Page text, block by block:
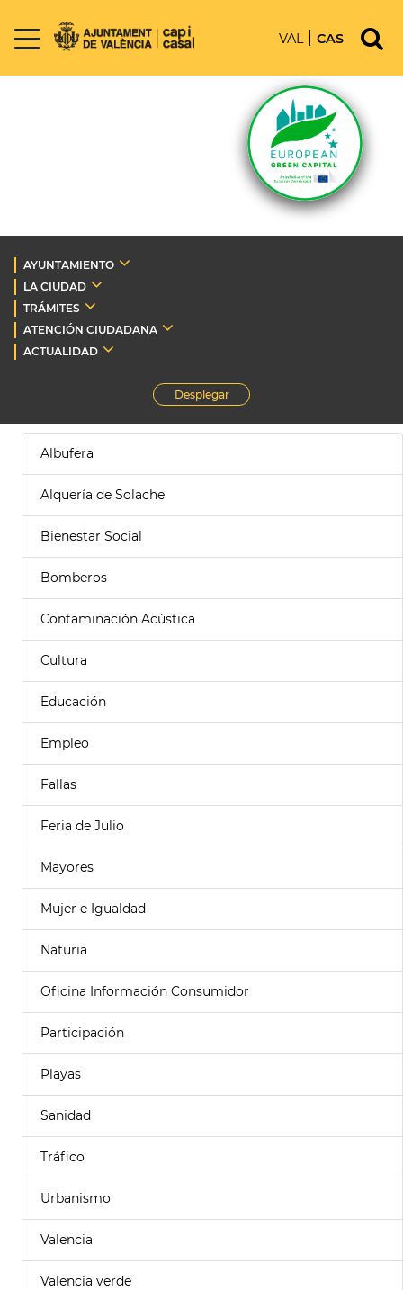
VAL CAS
AYUNTAMIENTO
LA CIUDAD
TRÁMITES
ATENCIÓN CIUDADANA
ACTUALIDAD
Desplegar
Albufera
Alquería de Solache
Bienestar Social
Bomberos
Contaminación Acústica
Cultura
Educación
Empleo
Fallas
Feria de Julio
Mayores
Mujer e Igualdad
Naturia
Oficina Información Consumidor
Participación
Playas
Sanidad
Tráfico
Urbanismo
Valencia
Valencia verde